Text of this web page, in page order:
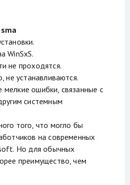
WinSxS.
не проходятся.
не устанавливаются.
ошибки, связанные с
системным
того, что могло бы
на современных
Но для обычных
преимущество, чем